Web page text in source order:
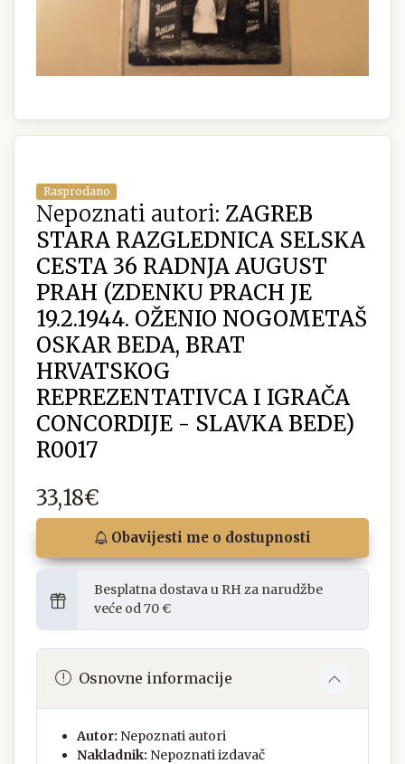
Rasprodano
Nepoznati autori: ZAGREB
STARA RAZGLEDNICA SELSKA
CESTA 36 RADNJA AUGUST
PRAH (ZDENKU PRACH JE
19.2.1944. OŽENIO NOGOMETAŠ
OSKAR BEDA, BRAT
HRVATSKOG
REPREZENTATIVCA I IGRAČA
CONCORDIJE - SLAVKA BEDE)
R0017
33,18€
Obavijesti me o dostupnosti
Besplatna dostava u RH za narudžbe
veće od 70 €
Osnovne informacije
Autor: Nepoznati autori
Nakladnik: Nepoznati izdavač